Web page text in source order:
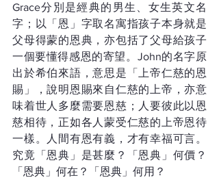
Grace分別是經典的男生、女生英文名
字；以「恩」字取名寓指孩子本身就是
父母得蒙的恩典，亦包括了父母給孩子
一個要懂得感恩的寄望。John的名字原
出於希伯來語，意思是「上帝仁慈的恩
賜」，說明恩賜來自仁慈的上帝，亦意
味着世人多麼需要恩慈；人要彼此以恩
慈相待，正如各人蒙受仁慈的上帝恩待
一樣。人間有恩有義，才有幸福可言。
究竟「恩典」是甚麼？「恩典」何價？
「恩典」何在？「恩典」何用？